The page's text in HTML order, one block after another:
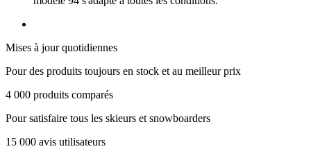
Mises à jour quotidiennes
Pour des produits toujours en stock et au meilleur prix
4 000 produits comparés
Pour satisfaire tous les skieurs et snowboarders
15 000 avis utilisateurs